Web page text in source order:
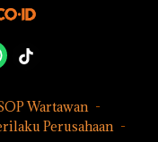
Wartawan
Perusahaan